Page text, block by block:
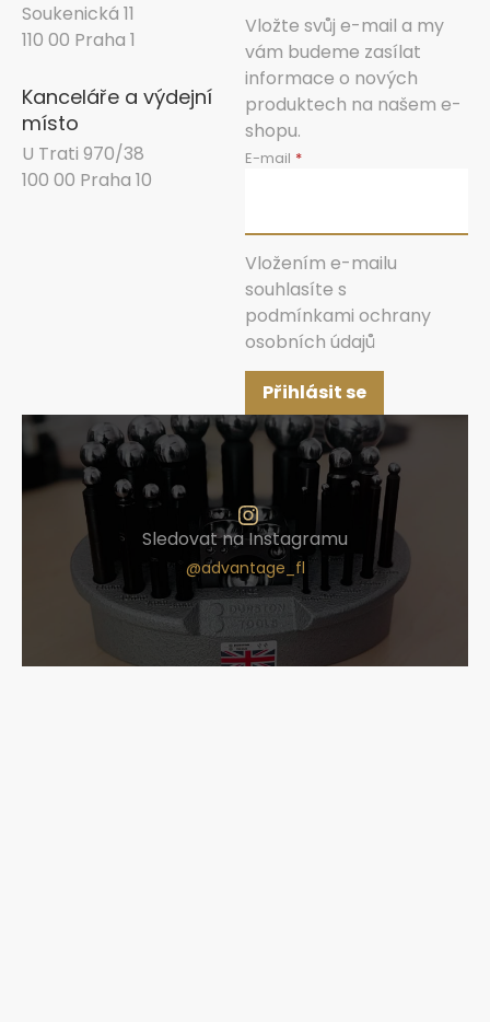
Soukenická 11
110 00 Praha 1
Kanceláře a výdejní
místo
U Trati 970/38
100 00 Praha 10
Vložte svůj e-mail a my
vám budeme zasílat
informace o nových
produktech na našem e-
shopu.
E-mail
Vložením e-mailu
souhlasíte s
podmínkami ochrany
osobních údajů
Přihlásit se
Sledovat na Instagramu